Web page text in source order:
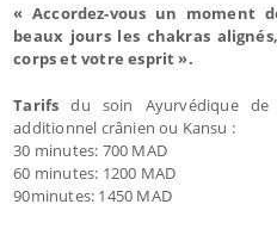
« Accordez-vous un moment
beaux jours les chakras
corps et votre esprit ».
Tarifs du soin Ayurvédique de
additionnel crânien ou Kansu :
30 minutes: 700 MAD
60 minutes: 1200 MAD
90minutes: 1450 MAD